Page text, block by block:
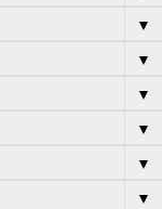
▼
▼
▼
▼
▼
▼